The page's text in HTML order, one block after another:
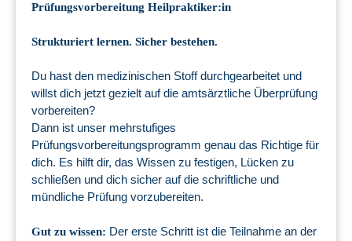
Prüfungsvorbereitung Heilpraktiker:in
Strukturiert lernen. Sicher bestehen.
Du hast den medizinischen Stoff durchgearbeitet und
willst dich jetzt gezielt auf die amtsärztliche Überprüfung
vorbereiten?
Dann ist unser mehrstufiges
Prüfungsvorbereitungsprogramm genau das Richtige für
dich. Es hilft dir, das Wissen zu festigen, Lücken zu
schließen und dich sicher auf die schriftliche und
mündliche Prüfung vorzubereiten.
Gut zu wissen: Der erste Schritt ist die Teilnahme an der